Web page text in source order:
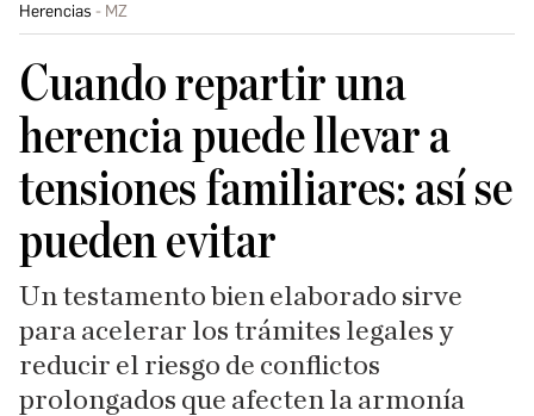
Herencias MZ
Cuando repartir una
herencia puede llevar a
tensiones familiares: así se
pueden evitar
Un testamento bien elaborado sirve
para acelerar los trámites legales y
reducir el riesgo de conflictos
prolongados que afecten la armonía